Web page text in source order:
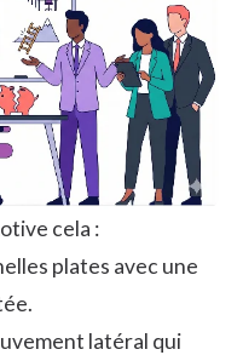
cela :
plates avec une
latéral qui